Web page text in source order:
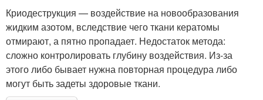
Криодеструкция — воздействие на новообразования
жидким азотом, вследствие чего ткани кератомы
отмирают, а пятно пропадает. Недостаток метода:
сложно контролировать глубину воздействия. Из-за
этого либо бывает нужна повторная процедура либо
могут быть задеты здоровые ткани.